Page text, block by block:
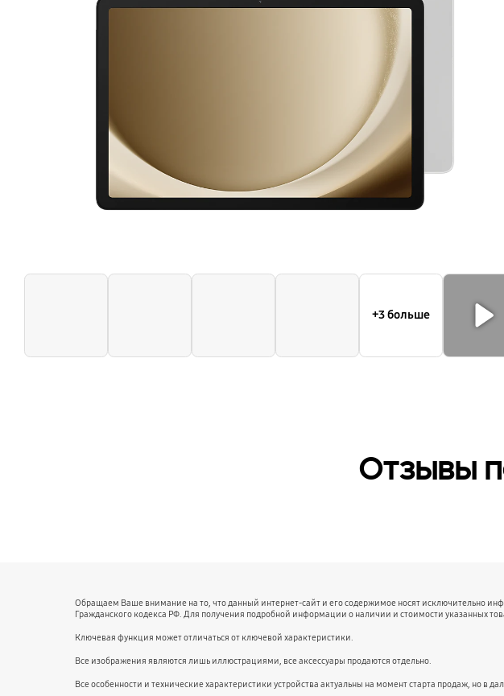
+3 больше
Отзывы
Обращаем Ваше внимание на то, что данный интернет-сайт и его содержимое носят исключительно
Гражданского кодекса РФ. Для получения подробной информации о наличии и стоимости указанных
Ключевая функция может отличаться от ключевой характеристики.
Все изображения являются лишь иллюстрациями, все аксессуары продаются отдельно.
Все особенности и технические характеристики устройства актуальны на момент старта продаж, но в